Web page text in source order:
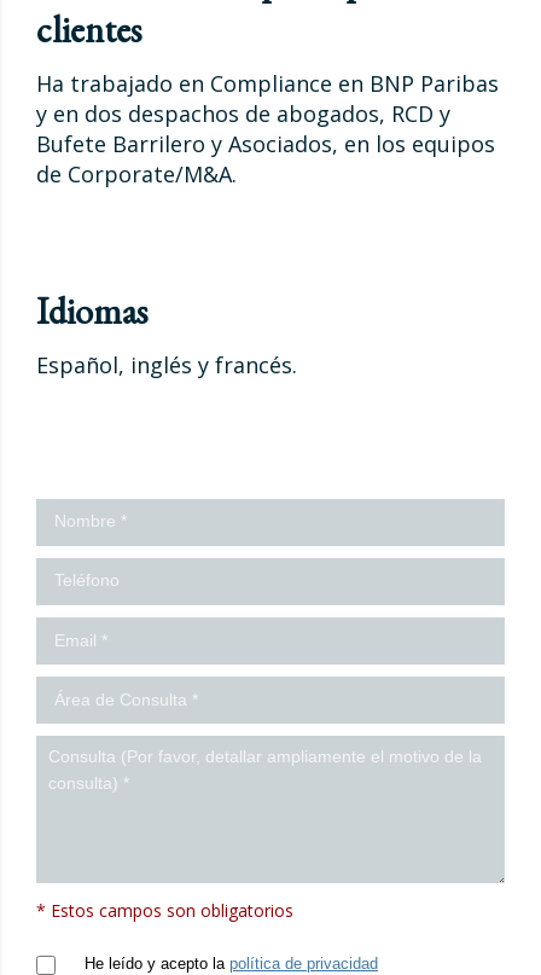
clientes
Ha trabajado en Compliance en BNP Paribas
y en dos despachos de abogados, RCD y
Bufete Barrilero y Asociados, en los equipos
de Corporate/M&A.
Idiomas
Español, inglés y francés.
¡Contáctanos!
* Estos campos son obligatorios
He leído y acepto la política de privacidad